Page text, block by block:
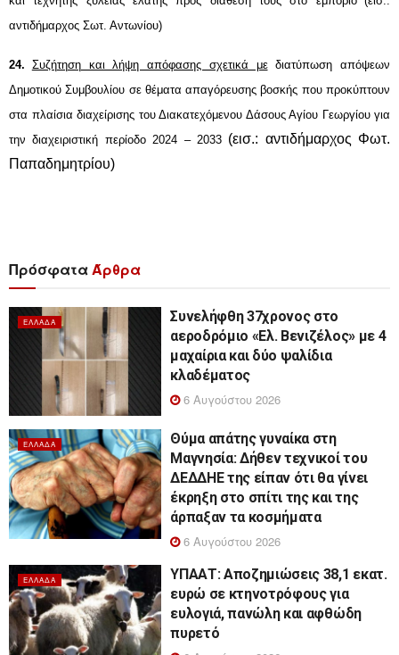
αντιδήμαρχος Σωτ. Αντωνίου)
24. Συζήτηση και λήψη απόφασης σχετικά μεδιατύπωση απόψεων
Δημοτικού Συμβουλίου σε θέματα απαγόρευσης βοσκής που προκύπτουν
στα πλαίσια διαχείρισης του Διακατεχόμενου Δάσους Αγίου Γεωργίου για
την διαχειριστική περίοδο 2024 – 2033 (εισ.: αντιδήμαρχος Φωτ.
Παπαδημητρίου)
ΠρόσφαταΆρθρα
ΕΛΛΆΔΑ
Συνελήφθη 37χρονος στο
αεροδρόμιο «Ελ. Βενιζέλος» με 4
μαχαίρια και δύο ψαλίδια
κλαδέματος
6 Αυγούστου 2026
ΕΛΛΆΔΑ
Θύμα απάτης γυναίκα στη
Μαγνησία: Δήθεν τεχνικοί του
ΔΕΔΔΗΕ της είπαν ότι θα γίνει
έκρηξη στο σπίτι της και της
άρπαξαν τα κοσμήματα
6 Αυγούστου 2026
ΕΛΛΆΔΑ
ΥΠΑΑΤ: Αποζημιώσεις 38,1 εκατ.
ευρώ σε κτηνοτρόφους για
ευλογιά, πανώλη και αφθώδη
πυρετό